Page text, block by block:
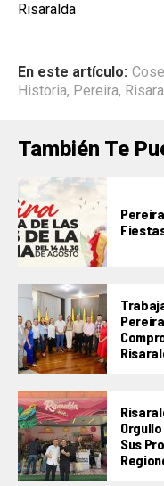
Risaralda
En este artículo:
Historia, Pereira,
También Te
Sus